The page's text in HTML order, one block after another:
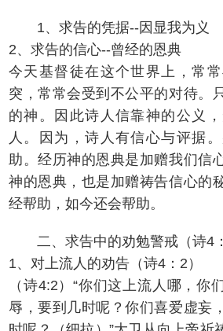
1、求告的凭据--因显我为义
2、求告的信心--曾经的恩典
今天基督徒在这个世界上，常
突，常常会受到不公平的对待。
的神。因此诗人信靠神的公义
人。因为，诗人有信心与评据
助。经历神的恩典是加赠我们信
神的恩典，也是加赠祷告信心的
经帮助，如今还会帮助。
二、求告中的劝勉警戒（诗4
1、对上流人的劝告（诗4：2）
（诗4:2）“你们这上流人哪，你
辱，要到几时呢？你们喜爱虚妄